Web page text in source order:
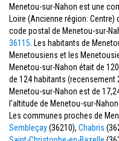
Menetou-sur-Nahon est une
Loire (Ancienne région: Centre)
code postal de Menetou-sur-
36115 . Les habitants de
Menetousiens et les
Menetou-sur-Nahon était de
de 124 habitants
Menetou-sur-Nahon est de
l'altitude de Menetou-sur-
Les communes proches de
Sembleçay(36210), Chabris